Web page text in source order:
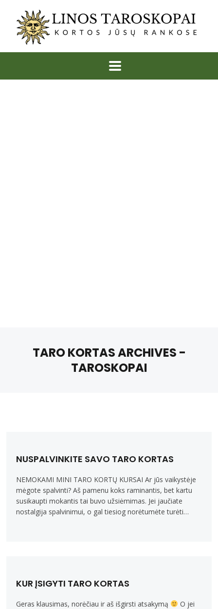
TARO KORTAS ARCHIVES -
TAROSKOPAI
NUSPALVINKITE SAVO TARO KORTAS
NEMOKAMI MINI TARO KORTŲ KURSAI Ar jūs vaikystėje
mėgote spalvinti? Aš pamenu koks raminantis, bet kartu
susikaupti mokantis tai buvo užsiėmimas. Jei jaučiate
nostalgija spalvinimui, o gal tiesiog norėtumėte turėti…
KUR ĮSIGYTI TARO KORTAS
Geras klausimas, norėčiau ir aš išgirsti atsakymą
O jei